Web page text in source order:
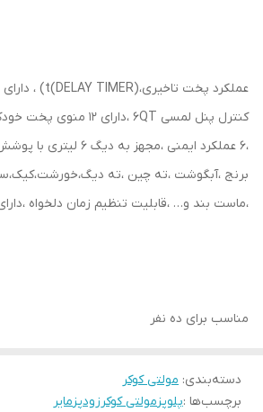
،6 عملکرد ایمنی ،مجهز
برنج ،آبگوشت ،ته چین ،ته
،ماست بند و… ،قابلیت تنظیم زمان دلخواه ،دارای فشار 70
مناسب برای ده نفر
دسته‌بندی: مولتی کوکر
برچسب‌ها :پلوپزمولتی کوکرزودپزمایر